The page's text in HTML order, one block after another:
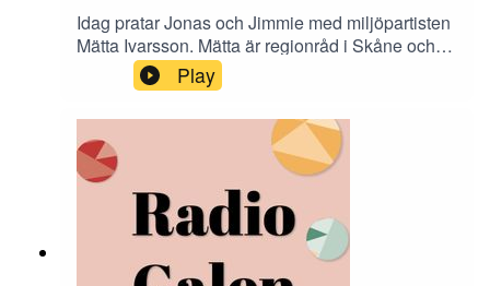
Idag pratar Jonas och Jimmie med miljöpartisten
Mätta Ivarsson. Mätta är regionråd i Skåne och
samtalar idag om hur vården fungerar för
personer med psykisk ohälsa. Detta är det första
av Radio Galens VALSPECIAL-program.
Play